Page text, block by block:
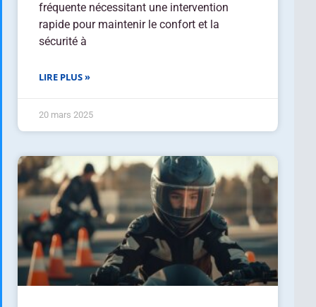
fréquente nécessitant une intervention
rapide pour maintenir le confort et la
sécurité à
LIRE PLUS »
20 mars 2025